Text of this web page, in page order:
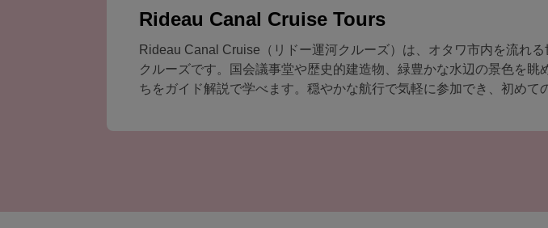
Rideau Canal Cruise Tours
Rideau Canal Cruise（リドー運河クルーズ）は、オタワ市内を流れ
クルーズです。国会議事堂や歴史的建造物、緑豊かな水辺の景色を眺
ちをガイド解説で学べます。穏やかな航行で気軽に参加でき、初めて